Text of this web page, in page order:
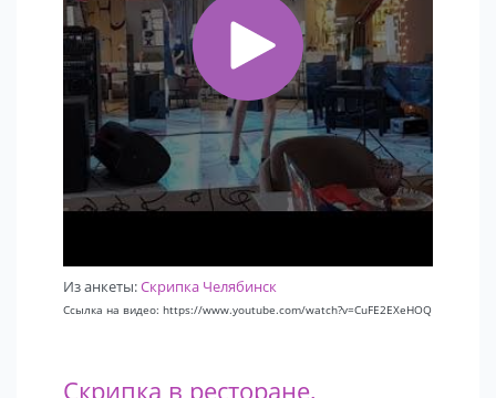
Из анкеты:Скрипка Челябинск
Ссылка на видео: https://www.youtube.com/watch?v=CuFE2EXeHOQ
Скрипка в ресторане,